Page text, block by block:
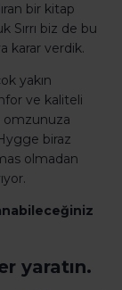
bir kitap
Sırrı biz de bu
karar verdik.
yakın
ve kaliteli
omzunuza
biraz
olmadan
yaratın.